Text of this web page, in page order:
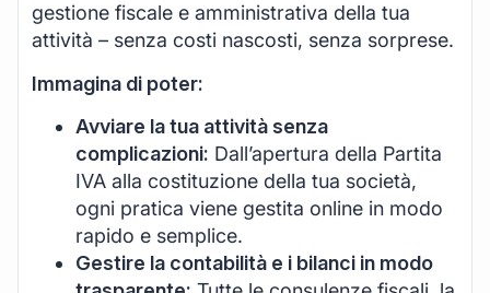
gestione fiscale e amministrativa della tua
attività – senza costi nascosti, senza sorprese.
Immagina di poter:
Avviare la tua attività senza
complicazioni: Dall’apertura della Partita
IVA alla costituzione della tua società,
ogni pratica viene gestita online in modo
rapido e semplice.
Gestire la contabilità e i bilanci in modo